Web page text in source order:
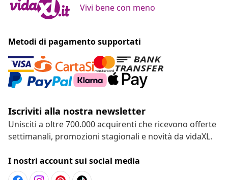
Vivi bene con meno
Metodi di pagamento supportati
Iscriviti alla nostra newsletter
Unisciti a oltre 700.000 acquirenti che ricevono offerte
settimanali, promozioni stagionali e novità da vidaXL.
I nostri account sui social media